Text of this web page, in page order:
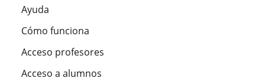
Ayuda
Cómo funciona
Acceso profesores
Acceso a alumnos